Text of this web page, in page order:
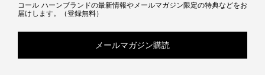
コール ハーンブランドの最新情報やメールマガジン限定の特典などをお
届けします。（登録無料）
メールマガジン購読